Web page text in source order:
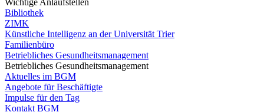
Wichtige Anlaufstellen
Bibliothek
ZIMK
Künstliche Intelligenz an der Universität Trier
Familienbüro
Betriebliches Gesundheitsmanagement
Betriebliches Gesundheitsmanagement
Aktuelles im BGM
Angebote für Beschäftigte
Impulse für den Tag
Kontakt BGM